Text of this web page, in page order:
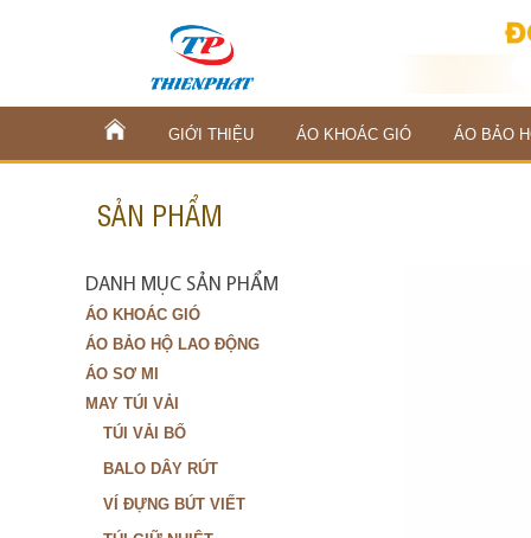
GIỚI THIỆU ÁO KHOÁC GIÓ ÁO BẢO
SẢN PHẨM
DANH MỤC SẢN PHẨM
ÁO KHOÁC GIÓ
ÁO BẢO HỘ LAO ĐỘNG
ÁO SƠ MI
MAY TÚI VẢI
TÚI VẢI BỐ
BALO DÂY RÚT
VÍ ĐỰNG BÚT VIẾT